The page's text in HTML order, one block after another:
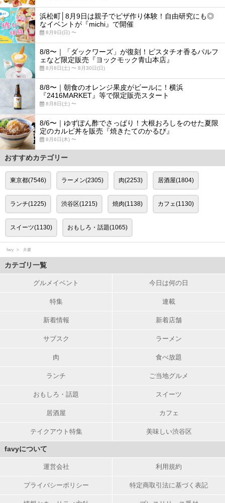
浜松町│8月9日は親子でピザ作り体験！自由研究にも◎
なイベントが『michi』で開催
8月9日(日) 〜
8/8〜｜「ダックワーズ」が復刻！ピスタチオ香るパルフ
ェなど限定販売『ヨックモック青山本店』
8月8日(土) 〜 8月30日(日)
8/8〜｜朝食のオレンジ果皮がビールに！横浜
『2416MARKET』等で限定販売スタート
8月8日(土) 〜
8/6〜｜ゆずぽん酢でさっぱり！大根おろしをのせた夏限
定のカルビ丼を販売『焼きたてのかるび』
8月6日(木) 〜
おすすめカテゴリー
東京都(7546) ラーメン(2305) 肉(2253) 居酒屋(1804)
ランチ(1225) 渋谷区(1215) 焼肉(1138) カフェ(1130)
スイーツ(1130) おもしろ・話題(1065)
favy 弁慶
カテゴリ一覧
グルメイベント 今日は何の日
特集 連載
新着情報 新着店舗
サブスク ラーメン
肉 食べ放題
ランチ ご当地グルメ
おもしろ・話題 スイーツ
居酒屋 カフェ
テイクアウト特集 美味しい渋谷区
favyについて
運営会社 利用規約
プライバシーポリシー 特定商取引法に基づく表記